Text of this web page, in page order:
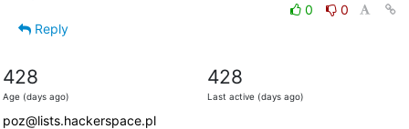
0
0
Reply
428
Age (days ago)
428
Last active (days ago)
poz@lists.hackerspace.pl